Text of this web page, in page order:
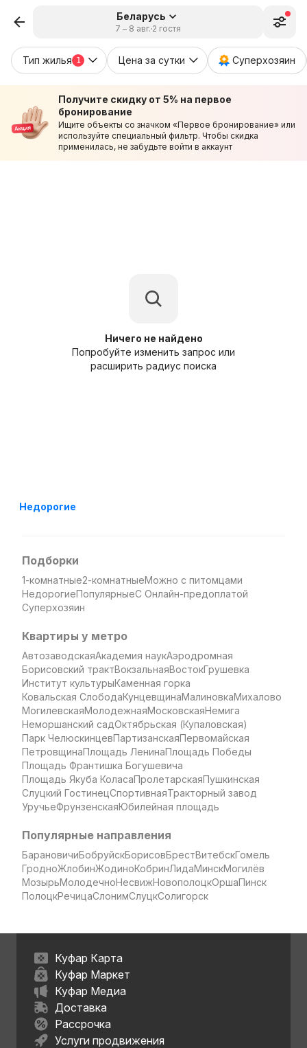
Беларусь
7 – 8 авг. 2 гостя
Тип жилья 1 Цена за сутки Суперхозяин
Получите скидку от 5% на первое
бронирование
Ищите объекты со значком «Первое бронирование» или
используйте специальный фильтр. Чтобы скидка
применилась, не забудьте войти в аккаунт
Ничего не найдено
Попробуйте изменить запрос или
расширить радиус поиска
Недорогие
Подборки
1-комнатные2-комнатныеМожно с питомцами
НедорогиеПопулярныеС Онлайн-предоплатой
Суперхозяин
Квартиры у метро
АвтозаводскаяАкадемия наукАэродромная
Борисовский трактВокзальнаяВостокГрушевка
Институт культурыКаменная горка
Ковальская СлободаКунцевщинаМалиновкаМихалово
МогилевскаяМолодежнаяМосковскаяНемига
Неморшанский садОктябрьская (Купаловская)
Парк ЧелюскинцевПартизанскаяПервомайская
ПетровщинаПлощадь ЛенинаПлощадь Победы
Площадь Франтишка Богушевича
Площадь Якуба КоласаПролетарскаяПушкинская
Слуцкий ГостинецСпортивнаяТракторный завод
УручьеФрунзенскаяЮбилейная площадь
Популярные направления
БарановичиБобруйскБорисовБрестВитебскГомель
ГродноЖлобинЖодиноКобринЛидаМинскМогилёв
МозырьМолодечноНесвижНовополоцкОршаПинск
ПолоцкРечицаСлонимСлуцкСолигорск
Куфар Карта
Куфар Маркет
Куфар Медиа
Доставка
Рассрочка
Услуги продвижения